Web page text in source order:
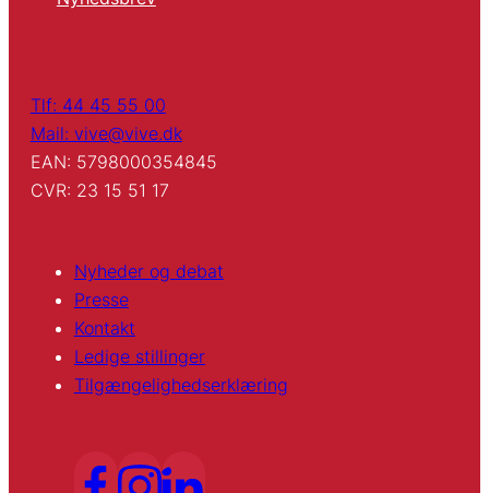
Tlf: 44 45 55 00
Mail: vive@vive.dk
EAN: 5798000354845
CVR: 23 15 51 17
Nyheder og debat
Presse
Kontakt
Ledige stillinger
Tilgængelighedserklæring